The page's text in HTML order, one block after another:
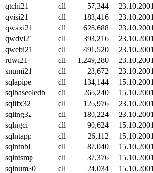
qtchi21
dll 57,344
23.10.2001
qvisi21
dll 188,416
23.10.2001
qwaxi21
dll 626,688
23.10.2001
qwdvi21
dll 393,216
23.10.2001
qwebi21
dll 491,520
23.10.2001
rdwi21
dll 1,249,280
23.10.2001
snumi21
dll 28,672
23.10.2001
sqlapipe
dll 134,144
15.10.2001
sqlbaseoledb
dll 266,240
15.10.2001
sqlifx32
dll 126,976
23.10.2001
sqling32
dll 180,224
23.10.2001
sqlngci
dll 90,624
15.10.2001
sqlntapp
dll 26,112
15.10.2001
sqlntnbi
dll 87,040
15.10.2001
sqlntsmp
dll 37,376
15.10.2001
sqlnum30
dll 24,034
15.10.2001